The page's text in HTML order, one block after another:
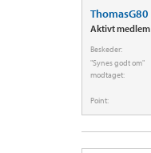
ThomasG80
Aktivt medlem
Beskeder:
"Synes godt om"
modtaget:
Point: